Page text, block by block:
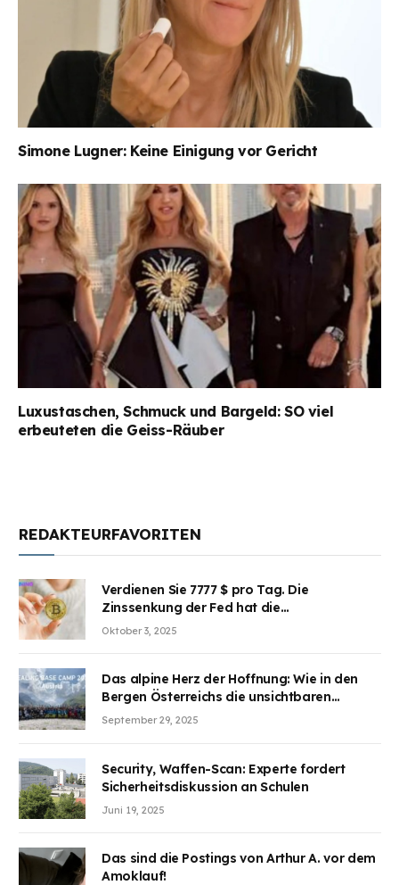
Simone Lugner: Keine Einigung vor Gericht
Luxustaschen, Schmuck und Bargeld: SO viel
erbeuteten die Geiss-Räuber
REDAKTEURFAVORITEN
Verdienen Sie 7777 $ pro Tag. Die
Zinssenkung der Fed hat die
Aufmerksamkeit des Marktes erregt.
Oktober 3, 2025
Das alpine Herz der Hoffnung: Wie in den
Bergen Österreichs die unsichtbaren
Wunden des Kriegesheilen
September 29, 2025
Security, Waffen-Scan: Experte fordert
Sicherheitsdiskussion an Schulen
Juni 19, 2025
Das sind die Postings von Arthur A. vor dem
Amoklauf!